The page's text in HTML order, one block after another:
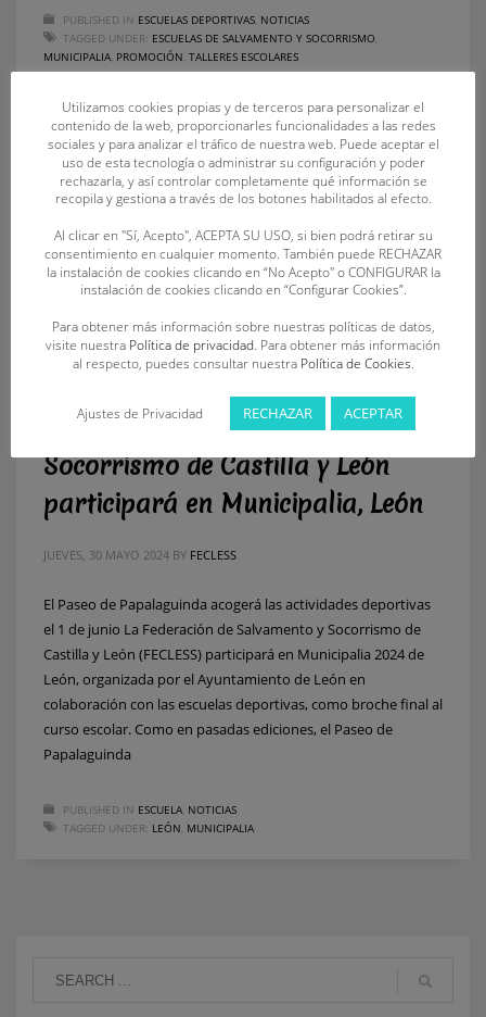
PUBLISHED IN ESCUELAS DEPORTIVAS NOTICIAS
TAGGED UNDER: ESCUELAS DE SALVAMENTO Y SOCORRISMO
MUNICIPALIA PROMOCIÓN TALLERES ESCOLARES
La Federación de Salvamento y
Socorrismo de Castilla y León
participará en Municipalia, León
JUEVES, 30 MAYO 2024 BY FECLESS
El Paseo de Papalaguinda acogerá las actividades deportivas
el 1 de junio La Federación de Salvamento y Socorrismo de
Castilla y León (FECLESS) participará en Municipalia 2024 de
León, organizada por el Ayuntamiento de León en
colaboración con las escuelas deportivas, como broche final al
curso escolar. Como en pasadas ediciones, el Paseo de
Papalaguinda
PUBLISHED IN ESCUELA NOTICIAS
TAGGED UNDER: LEÓN MUNICIPALIA
Utilizamos cookies propias y de terceros para personalizar el
contenido de la web, proporcionarles funcionalidades a las redes
sociales y para analizar el tráfico de nuestra web. Puede aceptar el
uso de esta tecnología o administrar su configuración y poder
rechazarla, y así controlar completamente qué información se
recopila y gestiona a través de los botones habilitados al efecto.
Al clicar en "Sí, Acepto", ACEPTA SU USO, si bien podrá retirar su
consentimiento en cualquier momento. También puede RECHAZAR
la instalación de cookies clicando en “No Acepto" o CONFIGURAR la
instalación de cookies clicando en “Configurar Cookies”.
Para obtener más información sobre nuestras políticas de datos,
visite nuestra Política de privacidad. Para obtener más información
al respecto, puedes consultar nuestra Política de Cookies.
Ajustes de Privacidad RECHAZAR ACEPTAR